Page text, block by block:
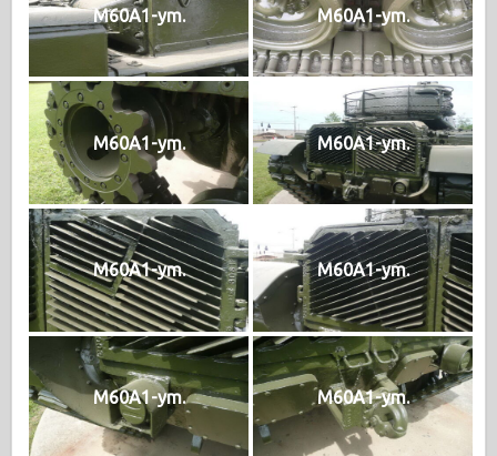
M60A1-ym. M60A1-ym.
M60A1-ym. M60A1-ym.
M60A1-ym. M60A1-ym.
M60A1-ym. M60A1-ym.